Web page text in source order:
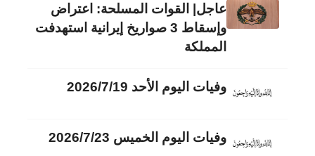
عاجل| القوات المسلحة: اعتراض
وإسقاط 3 صواريخ إيرانية استهدفت
المملكة
وفيات اليوم الأحد 2026/7/19
وفيات اليوم الخميس 2026/7/23